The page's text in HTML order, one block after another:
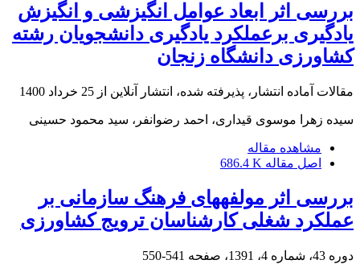
بررسی اثر ابعاد عوامل انگیزشی و انگیزش
یادگیری برعملکرد یادگیری دانشجویان رشته
کشاورزی دانشگاه زنجان
مقالات آماده انتشار، پذیرفته شده، انتشار آنلاین از 25 خرداد 1400
سیده زهرا موسوی قیداری، احمد رضوانفر، سید محمود حسینی
مشاهده مقاله
اصل مقاله 686.4 K
بررسی اثر مولفه‏های فرهنگ سازمانی بر
عملکرد شغلی کارشناسان ترویج کشاورزی
دوره 43، شماره 4، 1391، صفحه 541-550